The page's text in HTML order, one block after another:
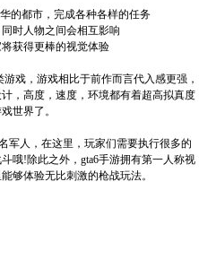
的都市，完成各种各样的任务
时人物之间会相互影响
获得更棒的视觉体验
戏，游戏相比于前作而言代入感更强，
，高度，速度，环境都有着超高拟真度
世界了。
军人，在这里，玩家们需要执行很多的
哦!除此之外，gta6手游拥有第一人称视
够体验无比刺激的枪战玩法。